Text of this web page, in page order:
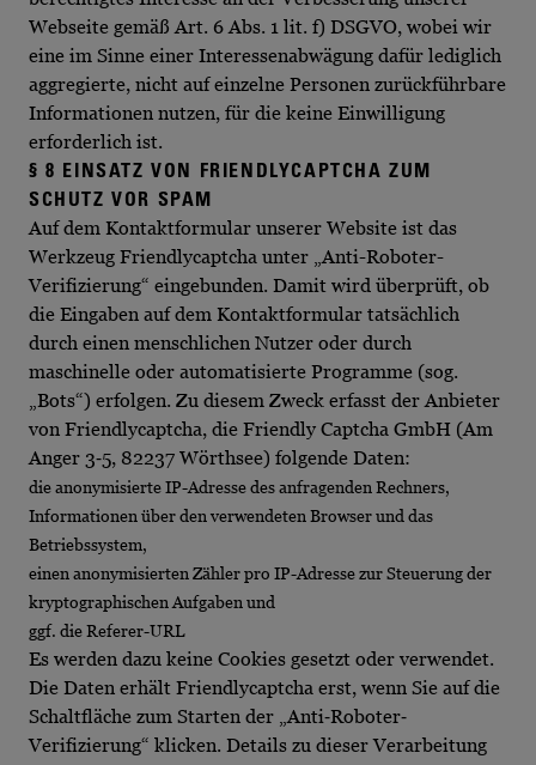
Webseite gemäß Art. 6 Abs. 1 lit. f) DSGVO, wobei wir
eine im Sinne einer Interessenabwägung dafür lediglich
aggregierte, nicht auf einzelne Personen zurückführbare
Informationen nutzen, für die keine Einwilligung
erforderlich ist.
§ 8 EINSATZ VON FRIENDLYCAPTCHA ZUM
SCHUTZ VOR SPAM
Auf dem Kontaktformular unserer Website ist das
Werkzeug Friendlycaptcha unter „Anti-Roboter-
Verifizierung“ eingebunden. Damit wird überprüft, ob
die Eingaben auf dem Kontaktformular tatsächlich
durch einen menschlichen Nutzer oder durch
maschinelle oder automatisierte Programme (sog.
„Bots“) erfolgen. Zu diesem Zweck erfasst der Anbieter
von Friendlycaptcha, die Friendly Captcha GmbH (Am
Anger 3‐5, 82237 Wörthsee) folgende Daten:
die anonymisierte IP-Adresse des anfragenden Rechners,
Informationen über den verwendeten Browser und das
Betriebssystem,
einen anonymisierten Zähler pro IP-Adresse zur Steuerung der
kryptographischen Aufgaben und
ggf. die Referer-URL
Es werden dazu keine Cookies gesetzt oder verwendet.
Die Daten erhält Friendlycaptcha erst, wenn Sie auf die
Schaltfläche zum Starten der „Anti‐Roboter‐
Verifizierung“ klicken. Details zu dieser Verarbeitung